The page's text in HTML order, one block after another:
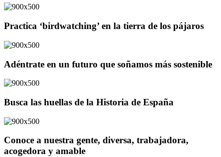
Practica ‘birdwatching’ en la tierra de los pájaros
Adéntrate en un futuro que soñamos más sostenible
Busca las huellas de la Historia de España
Conoce a nuestra gente, diversa, trabajadora,
acogedora y amable